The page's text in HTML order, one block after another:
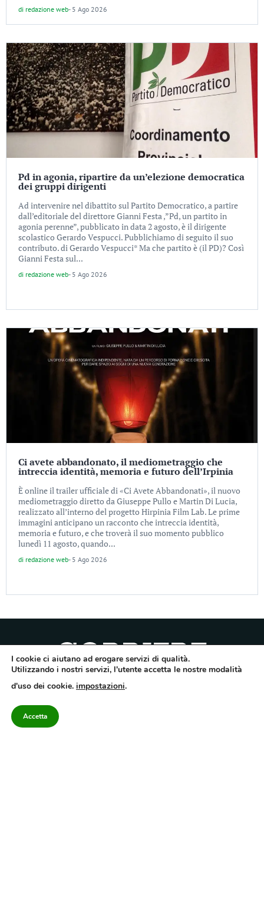
di redazione web- 5 Ago 2026
Pd in agonia, ripartire da un’elezione democratica
dei gruppi dirigenti
Ad intervenire nel dibattito sul Partito Democratico, a partire
dall’editoriale del direttore Gianni Festa ,”Pd, un partito in
agonia perenne”, pubblicato in data 2 agosto, è il dirigente
scolastico Gerardo Vespucci. Pubblichiamo di seguito il suo
contributo. di Gerardo Vespucci* Ma che partito è (il PD)? Così
Gianni Festa sul...
di redazione web- 5 Ago 2026
Ci avete abbandonato, il mediometraggio che
intreccia identità, memoria e futuro dell’Irpinia
È online il trailer ufficiale di «Ci Avete Abbandonati», il nuovo
mediometraggio diretto da Giuseppe Pullo e Martin Di Lucia,
realizzato all’interno del progetto Hirpinia Film Lab. Le prime
immagini anticipano un racconto che intreccia identità,
memoria e futuro, e che troverà il suo momento pubblico
lunedì 11 agosto, quando...
di redazione web- 5 Ago 2026
10/9/2012. Iscritto nel Registro Operatori di Comunicazione al n.7671
Avellino – Cap.Soc. 20.000 € – REA 187346 – PI/CF. Reg. naz. stampa 10218/99
I cookie ci aiutano ad erogare servizi di qualità.
Utilizzando i nostri servizi, l'utente accetta le nostre modalità
d'uso dei cookie. impostazioni.
Accetta